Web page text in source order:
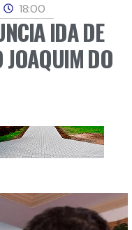
18:00
IDA DE
JOAQUIM DO